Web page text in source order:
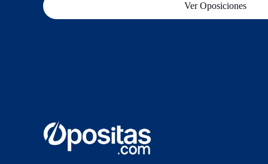
Ver Oposiciones